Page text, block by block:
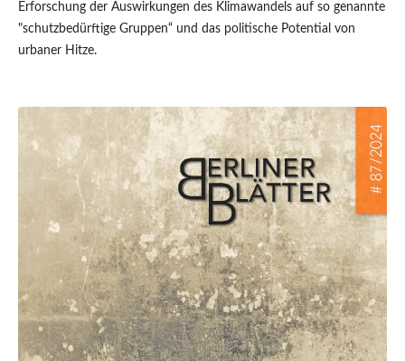
Erforschung der Auswirkungen des Klimawandels auf so genannte
"schutzbedürftige Gruppen“ und das politische Potential von
urbaner Hitze.